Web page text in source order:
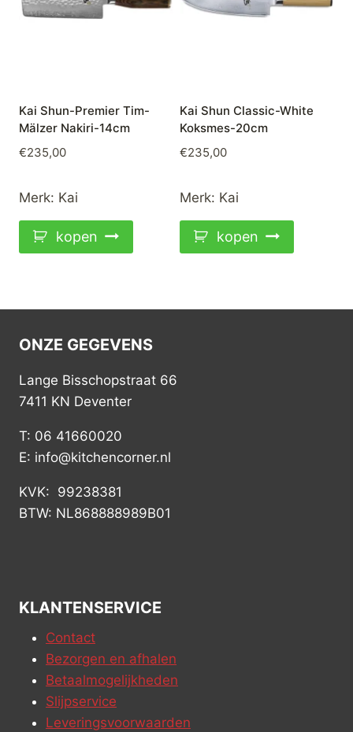
Kai Shun-Premier Tim-
Mälzer Nakiri-14cm
€235,00
Merk: Kai
kopen
Kai Shun Classic-White
Koksmes-20cm
€235,00
Merk: Kai
kopen
ONZE GEGEVENS
Lange Bisschopstraat 66
7411 KN Deventer
T: 06 41660020
E: info@kitchencorner.nl
KVK: 99238381
BTW: NL868888989B01
KLANTENSERVICE
Contact
Bezorgen en afhalen
Betaalmogelijkheden
Slijpservice
Leveringsvoorwaarden